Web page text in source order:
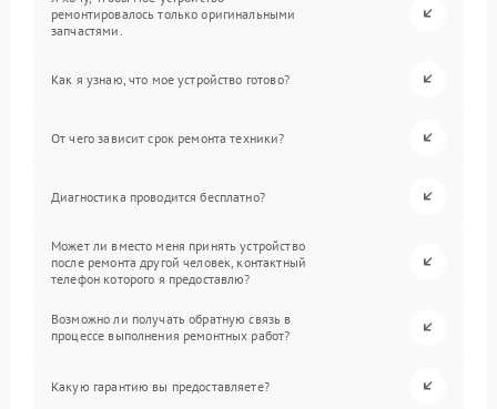
ремонтировалось только оригинальными
запчастями.
Как я узнаю, что мое устройство готово?
От чего зависит срок ремонта техники?
Диагностика проводится бесплатно?
Может ли вместо меня принять устройство
после ремонта другой человек, контактный
телефон которого я предоставлю?
Возможно ли получать обратную связь в
процессе выполнения ремонтных работ?
Какую гарантию вы предоставляете?